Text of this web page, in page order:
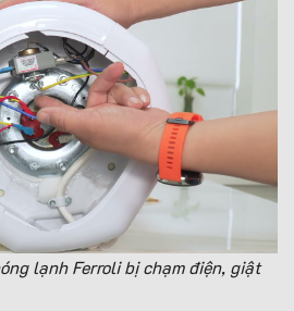
lạnh Ferroli bị chạm điện, giật